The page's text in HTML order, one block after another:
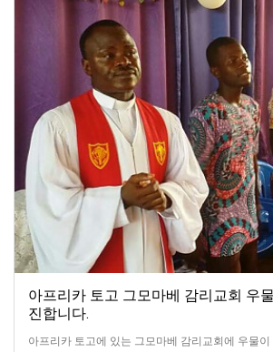
아프리카 토고 그모마베 감리교회 우
진합니다.
아프리카 토고에 있는 그모마베 감리교회에 우물이